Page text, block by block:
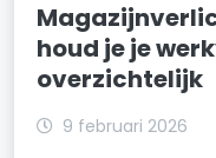
houd je je
overzichtelijk
9 februari 2026